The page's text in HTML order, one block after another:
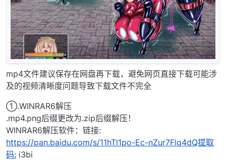
mp4文件建议保存在网盘再下载，避免网页直接下载可能涉
及的视频清晰度问题导致下载文件不完全
①.WINRAR6解压
.mp4.png后缀更改为.zip后缀解压！
WINRAR6解压软件：链接:
https://pan.baidu.com/s/11hTl1po-Ec-nZur7Flq4dQ提取
码: i3bi